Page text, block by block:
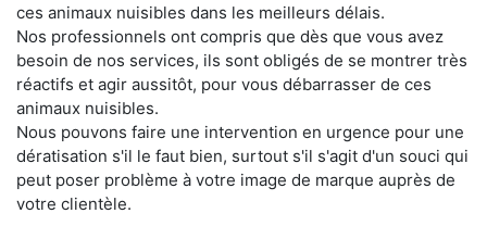
ces animaux nuisibles dans les meilleurs délais.
Nos professionnels ont compris que dès que vous avez
besoin de nos services, ils sont obligés de se montrer très
réactifs et agir aussitôt, pour vous débarrasser de ces
animaux nuisibles.
Nous pouvons faire une intervention en urgence pour une
dératisation s'il le faut bien, surtout s'il s'agit d'un souci qui
peut poser problème à votre image de marque auprès de
votre clientèle.